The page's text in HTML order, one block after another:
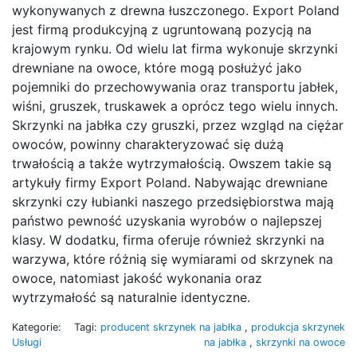
wykonywanych z drewna łuszczonego. Export Poland
jest firmą produkcyjną z ugruntowaną pozycją na
krajowym rynku. Od wielu lat firma wykonuje skrzynki
drewniane na owoce, które mogą posłużyć jako
pojemniki do przechowywania oraz transportu jabłek,
wiśni, gruszek, truskawek a oprócz tego wielu innych.
Skrzynki na jabłka czy gruszki, przez wzgląd na ciężar
owoców, powinny charakteryzować się dużą
trwałością a także wytrzymałością. Owszem takie są
artykuły firmy Export Poland. Nabywając drewniane
skrzynki czy łubianki naszego przedsiębiorstwa mają
państwo pewność uzyskania wyrobów o najlepszej
klasy. W dodatku, firma oferuje również skrzynki na
warzywa, które różnią się wymiarami od skrzynek na
owoce, natomiast jakość wykonania oraz
wytrzymałość są naturalnie identyczne.
Kategorie:
Usługi
Tagi: producent skrzynek na jabłka , produkcja skrzynek
na jabłka , skrzynki na owoce